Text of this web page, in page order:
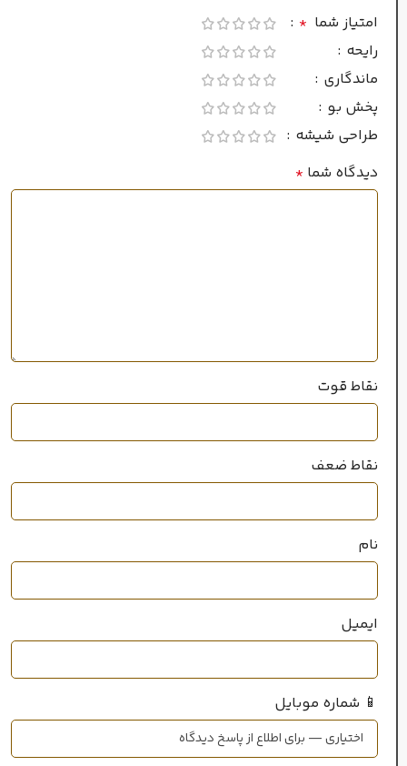
جنسیت
غلظت
ادو تویلت
فصل
پراکندگی
متوسط
2002
امتیاز شما *
رایحه
ماندگاری
پخش بو
طراحی شیشه
دیدگاه شما *
نقاط قوت
نقاط ضعف
نام
ایمیل
📱 شماره موبایل